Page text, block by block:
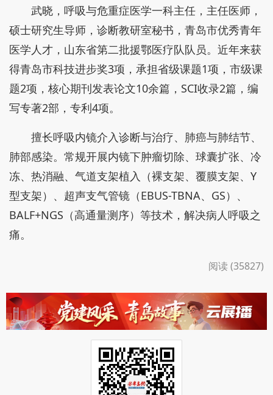
武晓，呼吸与危重症医学一科主任，主任医师，
硕士研究生导师，诊断教研室秘书，青岛市优秀青年
医学人才，山东省第二批援鄂医疗队队员。近年来获
得青岛市科技进步奖3项，承担省级课题1项，市级课
题2项，核心期刊发表论文10余篇，SCI收录2篇，编
写专著2部，专利4项。
擅长呼吸内镜介入诊断与治疗、肺癌与肺结节、
肺部感染。常规开展内镜下肿瘤切除、球囊扩张、冷
冻、热消融、气道支架植入（裸支架、覆膜支架、Y
型支架）、超声支气管镜（EBUS-TBNA、GS）、
BALF+NGS（高通量测序）等技术，解决病人呼吸之
痛。
阅读 (35827)